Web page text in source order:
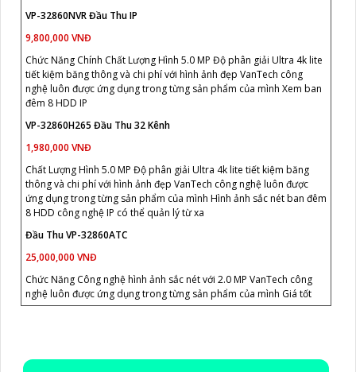
VP-32860NVR Đầu Thu IP
9,800,000 VNĐ
Chức Năng Chính Chất Lượng Hình 5.0 MP Độ phân giải Ultra 4k lite
tiết kiệm băng thông và chi phí với hình ảnh đẹp VanTech công
nghệ luôn được ứng dụng trong từng sản phẩm của mình Xem ban
đêm 8 HDD IP
VP-32860H265 Đầu Thu 32 Kênh
1,980,000 VNĐ
Chất Lượng Hình 5.0 MP Độ phân giải Ultra 4k lite tiết kiệm băng
thông và chi phí với hình ảnh đẹp VanTech công nghệ luôn được
ứng dụng trong từng sản phẩm của mình Hình ảnh sắc nét ban đêm
8 HDD công nghệ IP có thể quản lý từ xa
Đầu Thu VP-32860ATC
25,000,000 VNĐ
Chức Năng Công nghệ hình ảnh sắc nét với 2.0 MP VanTech công
nghệ luôn được ứng dụng trong từng sản phẩm của mình Giá tốt